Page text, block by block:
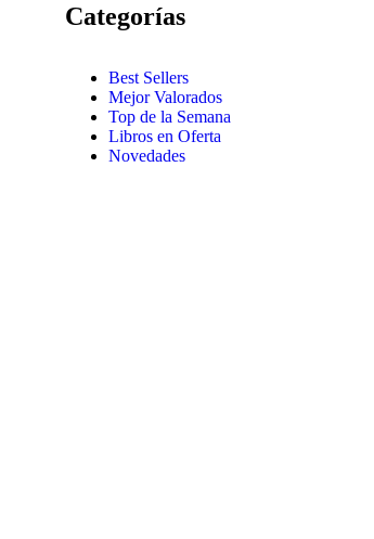
Categorías
Best Sellers
Mejor Valorados
Top de la Semana
Libros en Oferta
Novedades